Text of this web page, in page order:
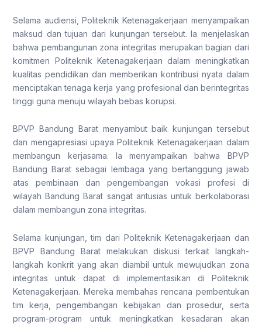
Selama audiensi, Politeknik Ketenagakerjaan menyampaikan
maksud dan tujuan dari kunjungan tersebut. Ia menjelaskan
bahwa pembangunan zona integritas merupakan bagian dari
komitmen Politeknik Ketenagakerjaan dalam meningkatkan
kualitas pendidikan dan memberikan kontribusi nyata dalam
menciptakan tenaga kerja yang profesional dan berintegritas
tinggi guna menuju wilayah bebas korupsi.
BPVP Bandung Barat menyambut baik kunjungan tersebut
dan mengapresiasi upaya Politeknik Ketenagakerjaan dalam
membangun kerjasama. Ia menyampaikan bahwa BPVP
Bandung Barat sebagai lembaga yang bertanggung jawab
atas pembinaan dan pengembangan vokasi profesi di
wilayah Bandung Barat sangat antusias untuk berkolaborasi
dalam membangun zona integritas.
Selama kunjungan, tim dari Politeknik Ketenagakerjaan dan
BPVP Bandung Barat melakukan diskusi terkait langkah-
langkah konkrit yang akan diambil untuk mewujudkan zona
integritas untuk dapat di implementasikan di Politeknik
Ketenagakerjaan. Mereka membahas rencana pembentukan
tim kerja, pengembangan kebijakan dan prosedur, serta
program-program untuk meningkatkan kesadaran akan